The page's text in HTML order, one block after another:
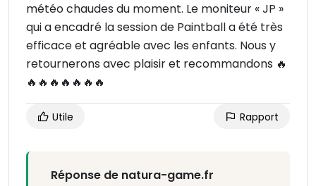
météo chaudes du moment. Le moniteur « JP »
qui a encadré la session de Paintball a été très
efficace et agréable avec les enfants. Nous y
retournerons avec plaisir et recommandons 🔥
🔥🔥🔥🔥🔥🔥🔥
Utile Rapport
Réponse de natura-game.fr